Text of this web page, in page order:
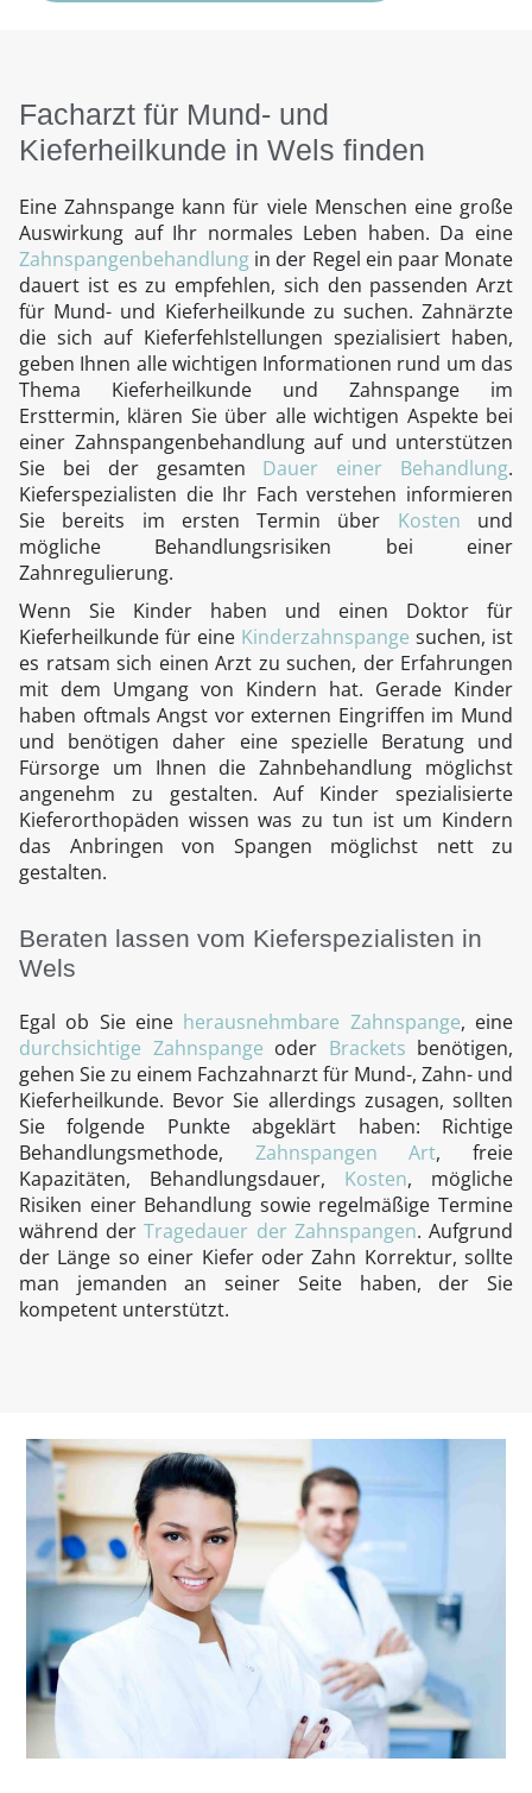
Facharzt für Mund- und
Kieferheilkunde in Wels finden
Eine Zahnspange kann für viele Menschen eine große
Auswirkung auf Ihr normales Leben haben. Da eine
Zahnspangenbehandlung in der Regel ein paar Monate
dauert ist es zu empfehlen, sich den passenden Arzt
für Mund- und Kieferheilkunde zu suchen. Zahnärzte
die sich auf Kieferfehlstellungen spezialisiert haben,
geben Ihnen alle wichtigen Informationen rund um das
Thema Kieferheilkunde und Zahnspange im
Ersttermin, klären Sie über alle wichtigen Aspekte bei
einer Zahnspangenbehandlung auf und unterstützen
Sie bei der gesamten Dauer einer Behandlung.
Kieferspezialisten die Ihr Fach verstehen informieren
Sie bereits im ersten Termin über Kosten und
mögliche Behandlungsrisiken bei einer
Zahnregulierung.
Wenn Sie Kinder haben und einen Doktor für
Kieferheilkunde für eine Kinderzahnspange suchen, ist
es ratsam sich einen Arzt zu suchen, der Erfahrungen
mit dem Umgang von Kindern hat. Gerade Kinder
haben oftmals Angst vor externen Eingriffen im Mund
und benötigen daher eine spezielle Beratung und
Fürsorge um Ihnen die Zahnbehandlung möglichst
angenehm zu gestalten. Auf Kinder spezialisierte
Kieferorthopäden wissen was zu tun ist um Kindern
das Anbringen von Spangen möglichst nett zu
gestalten.
Beraten lassen vom Kieferspezialisten in
Wels
Egal ob Sie eine herausnehmbare Zahnspange, eine
durchsichtige Zahnspange oder Brackets benötigen,
gehen Sie zu einem Fachzahnarzt für Mund-, Zahn- und
Kieferheilkunde. Bevor Sie allerdings zusagen, sollten
Sie folgende Punkte abgeklärt haben: Richtige
Behandlungsmethode, Zahnspangen Art, freie
Kapazitäten, Behandlungsdauer, Kosten, mögliche
Risiken einer Behandlung sowie regelmäßige Termine
während derTragedauer der Zahnspangen. Aufgrund
der Länge so einer Kiefer oder Zahn Korrektur, sollte
man jemanden an seiner Seite haben, der Sie
kompetent unterstützt.